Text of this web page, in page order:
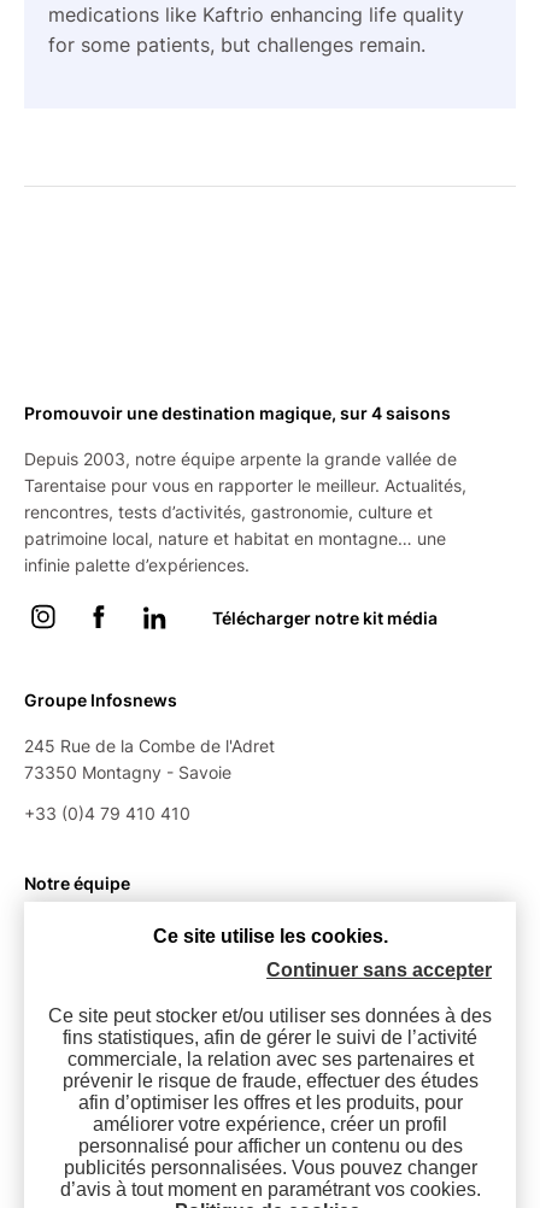
medications like Kaftrio enhancing life quality
for some patients, but challenges remain.
Promouvoir une destination magique, sur 4 saisons
Depuis 2003, notre équipe arpente la grande vallée de
Tarentaise pour vous en rapporter le meilleur. Actualités,
rencontres, tests d’activités, gastronomie, culture et
patrimoine local, nature et habitat en montagne… une
infinie palette d’expériences.
InstagramFacebookLinkedinTélécharger notre kit média
Groupe Infosnews
245 Rue de la Combe de l'Adret
73350 Montagny - Savoie
+33 (0)4 79 410 410
Notre équipe
Jeu culte !
Oukison Paul et René ?
Contactez-nous
Ce site utilise les cookies.
Continuer sans accepter
Ce site peut stocker et/ou utiliser ses données à des
fins statistiques, afin de gérer le suivi de l’activité
commerciale, la relation avec ses partenaires et
prévenir le risque de fraude, effectuer des études
afin d’optimiser les offres et les produits, pour
améliorer votre expérience, créer un profil
personnalisé pour afficher un contenu ou des
publicités personnalisées. Vous pouvez changer
d’avis à tout moment en paramétrant vos cookies.